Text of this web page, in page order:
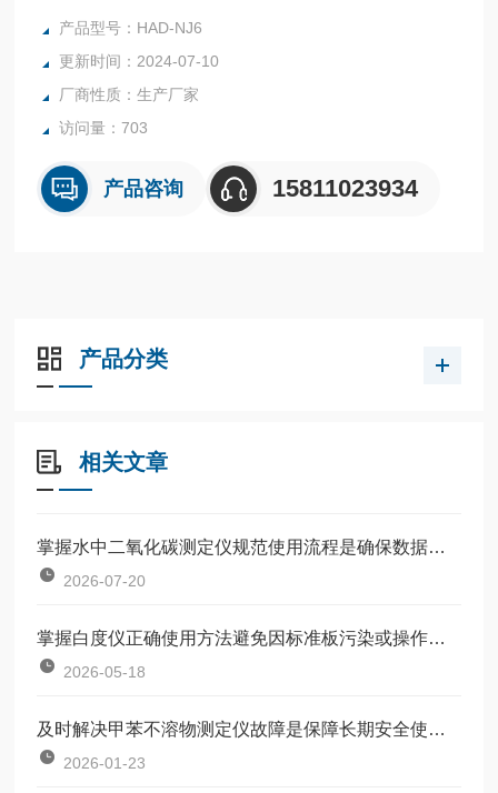
产品型号：HAD-NJ6
更新时间：2024-07-10
厂商性质：生产厂家
访问量：703
产品咨询 15811023934
产品分类
相关文章
掌握水中二氧化碳测定仪规范使用流程是确保数据准确可靠的前提
2026-07-20
掌握白度仪正确使用方法避免因标准板污染或操作不规范引入误差
2026-05-18
及时解决甲苯不溶物测定仪故障是保障长期安全使用的关键
2026-01-23